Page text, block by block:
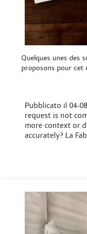
Quelques unes des
proposons pour cet
Pubblicato il 04-
request is not
more context or
accurately? La